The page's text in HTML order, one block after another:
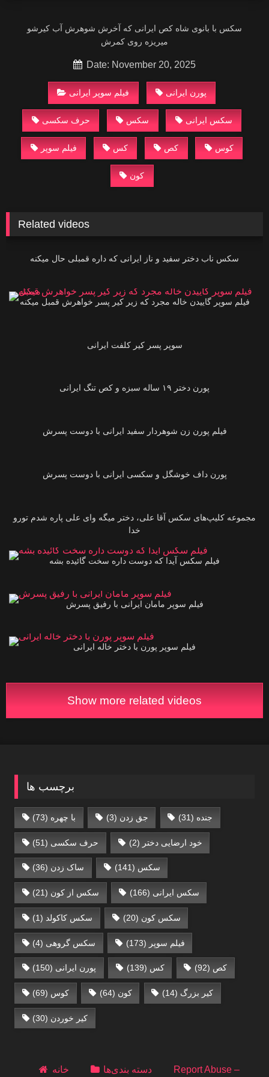
سکس با بانوی شاه کص ایرانی‌ که آخرش شوهرش آب کیرشو
میریزه روی کمرش
Date: November 20, 2025
فیلم سوپر ایرانی‌ پورن ایرانی
حرف سکسی‌ سکس سکس ایرانی
فیلم سوپر کس کص کوس
کون
Related videos
سکس ناب دختر سفید و ناز ایرانی‌ که داره قمبلی حال میکنه
فیلم سوپر گاییدن خاله مجرد که زیر کیر پسر خواهرش قمبل میکنه
فیلم پورن زن شوهردار سفید ایرانی‌ با دوست پسرش
پورن داف خوشگل و سکسی‌ ایرانی‌ با دوست پسرش
مجموعه کلیپ‌های سکس آقا علی‌، دختر میگه وای علی‌ پاره شدم تورو
خدا
فیلم سکس آیدا که دوست داره سخت گائیده بشه
فیلم سوپر مامان ایرانی‌ با رفیق پسرش
فیلم سوپر پورن با دختر خاله ایرانی
Show more related videos
برچسب ها
با چهره (73) جق زدن (3) جنده (31)
حرف سکسی‌ (51) خود ارضایی دختر (2)
ساک زدن (36) سکس (141)
سکس از کون (21) سکس ایرانی (166)
سکس کاکولد (1) سکس کون (20)
سکس گروهی (4) فیلم سوپر (173)
پورن ایرانی (150) کس (139) کص (92)
کوس (69) کون (64) کیر بزرگ (14)
کیر خوردن (30)
خانه دسته بندی‌ها Report Abuse –